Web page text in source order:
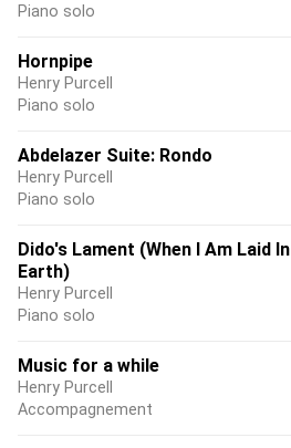
Piano solo
Hornpipe
Henry Purcell
Piano solo
Abdelazer Suite: Rondo
Henry Purcell
Piano solo
Dido's Lament (When I Am Laid In
Earth)
Henry Purcell
Piano solo
Music for a while
Henry Purcell
Accompagnement